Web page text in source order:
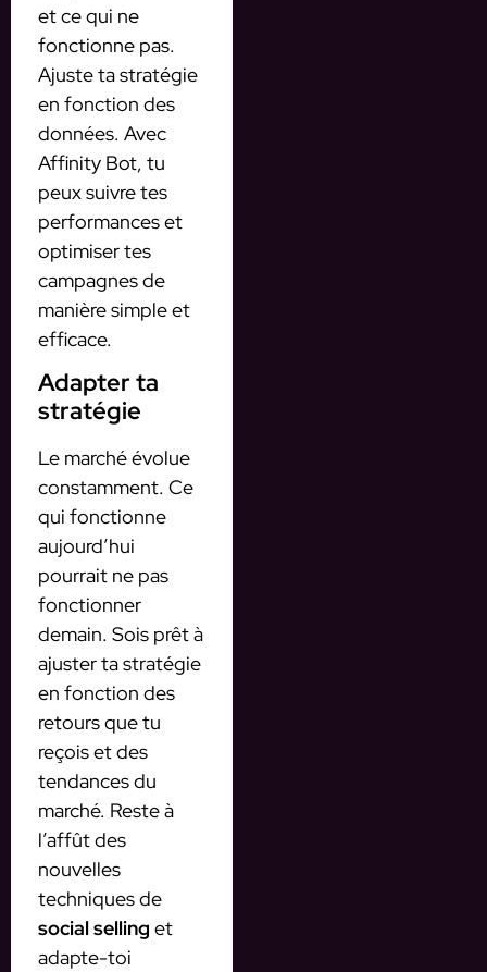
et ce qui ne
fonctionne pas.
Ajuste ta stratégie
en fonction des
données. Avec
Affinity Bot, tu
peux suivre tes
performances et
optimiser tes
campagnes de
manière simple et
efficace.
Adapter ta
stratégie
Le marché évolue
constamment. Ce
qui fonctionne
aujourd’hui
pourrait ne pas
fonctionner
demain. Sois prêt à
ajuster ta stratégie
en fonction des
retours que tu
reçois et des
tendances du
marché. Reste à
l’affût des
nouvelles
techniques de
social selling et
adapte-toi